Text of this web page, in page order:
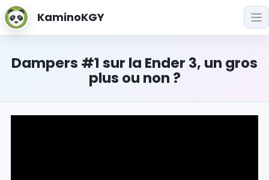
KaminoKGY
Dampers #1 sur la Ender 3, un gros
plus ou non ?